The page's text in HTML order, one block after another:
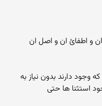
و اطفائ ان و اصل ان
وجود دارند بدون نیاز به
استثنا ها حتی